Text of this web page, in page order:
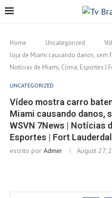
Home Uncategorized
loja de Miami causando danos, sem
Notícias de Miami, Clima, Esportes |
UNCATEGORIZED
Vídeo mostra carro
Miami causando danos,
WSVN 7News | Notícias
Esportes | Fort
escrito por Admin August 27,